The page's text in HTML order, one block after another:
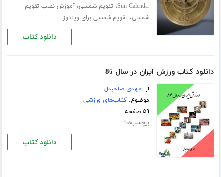
Sun Calendar، تقویم شمسی،آموزش نصب تقویم
شمسی، تقویم شمسی برای ویندوز
دانلود کتاب
دانلود کتاب ورزش ایران در سال 86
از: مهدی صاحبدل
موضوع:کتاب‌های ورزشی
۵۹ صفحه
برچسب‌ها:
دانلود کتاب